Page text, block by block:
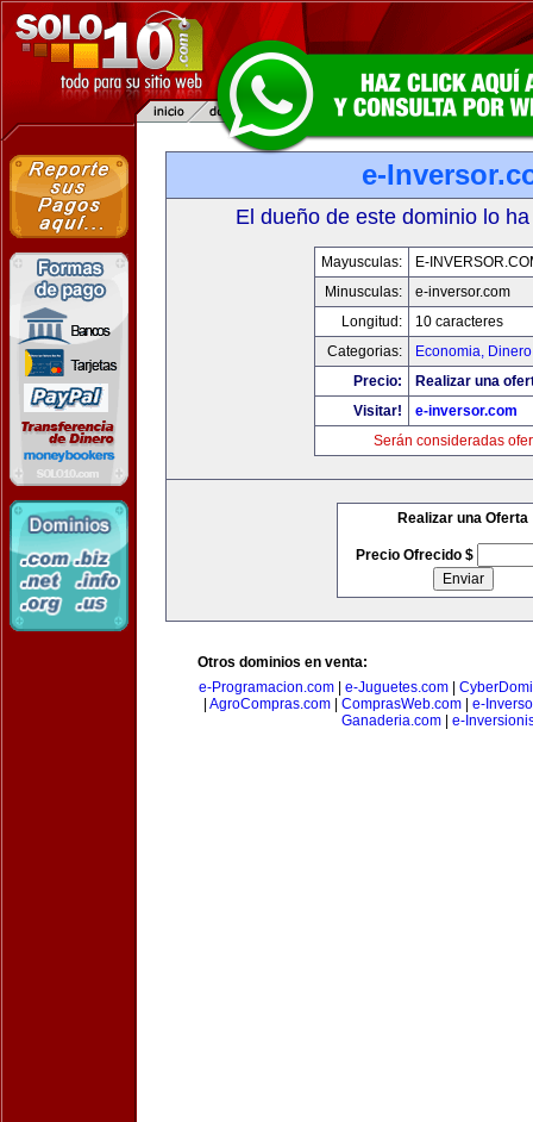
e-
El dueño de este dominio lo
Mayusculas:
E-
Minusculas:
e-inversor.com
Longitud:
10 caracteres
Categorias:
Economia,
Precio:
Realizar una
Visitar!
e-inversor.com
Serán consideradas
Realizar una Oferta
Precio Ofrecido $
Otros dominios en venta:
e-Programacion.com
e-Juguetes.com
AgroCompras.com ComprasWeb.com
e-
Ganaderia.com| e-